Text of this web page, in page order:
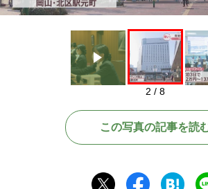
2 / 8
この写真の記事を読